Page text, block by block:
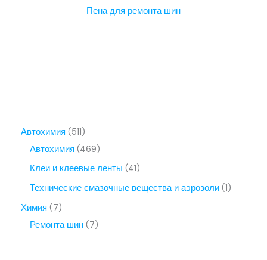
Автохимия 5115
1
1
Автохимия 4694
6
о
Клеи и клеевые ленты 414
1
Технические смазочные вещества и аэрозоли 11
Химия 77
т
Ремонта шин 77
Пена для ремонта шин